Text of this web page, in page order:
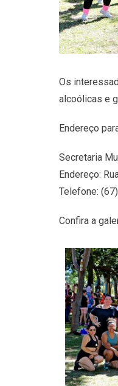
Os
alcoólicas e
Endereço
Secretaria
Endereço:
Telefone:
Confira a